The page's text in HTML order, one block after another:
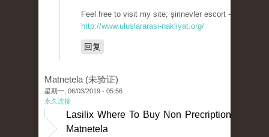
Feel free to visit my site; şirinevler escort -
http://www.uluslararasi-nakliyat.org/
回复
Matnetela (未验证)
星期一, 06/03/2019 - 05:56
永久连接
Lasilix Where To Buy Non Precription
Matnetela